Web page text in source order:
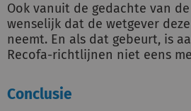
Ook vanuit de gedachte van
wenselijk dat de wetgever
neemt. En als dat gebeurt, is
Recofa-richtlijnen niet eens
Conclusie